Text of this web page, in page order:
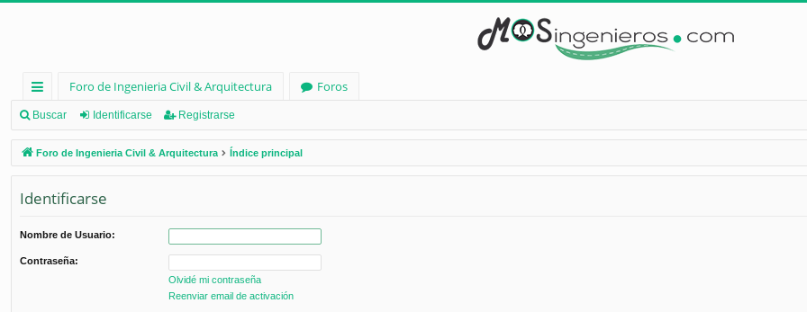
nl
ac
es
rá
Foro de Ingenieria Civil & Arquitectura
Foros
Buscar Identificarse Registrarse
Foro de Ingenieria Civil & Arquitectura Índice principal
Identificarse
Nombre de Usuario:
Contraseña:
Olvidé mi contraseña
Reenviar email de activación